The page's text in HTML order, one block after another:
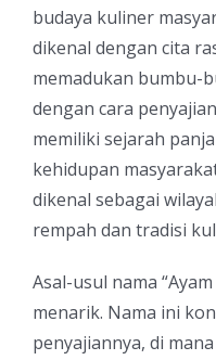
budaya kuliner
dikenal dengan cita
memadukan bumbu-
dengan cara
memiliki sejarah
kehidupan
dikenal sebagai
rempah dan tradisi
Asal-usul nama
menarik. Nama ini
penyajiannya, di